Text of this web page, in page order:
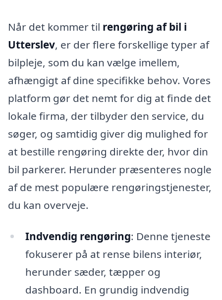
Når det kommer til rengøring af bil i
Utterslev, er der flere forskellige typer af
bilpleje, som du kan vælge imellem,
afhængigt af dine specifikke behov. Vores
platform gør det nemt for dig at finde det
lokale firma, der tilbyder den service, du
søger, og samtidig giver dig mulighed for
at bestille rengøring direkte der, hvor din
bil parkerer. Herunder præsenteres nogle
af de mest populære rengøringstjenester,
du kan overveje.
Indvendig rengøring: Denne tjeneste
fokuserer på at rense bilens interiør,
herunder sæder, tæpper og
dashboard. En grundig indvendig